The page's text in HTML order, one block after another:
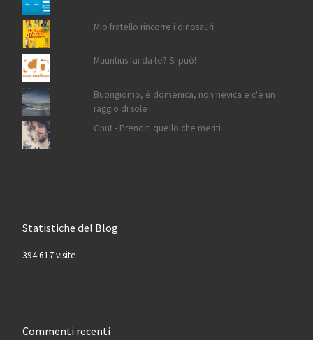
Mio fratello rincorre i dinosauri
Mauritius fai da te? Si può!
Buongiorno, è domenica, non nevica e c'è un
raggio di sole
Gnut - Prenditi quello che meriti
Statistiche del Blog
394.617 visite
Commenti recenti